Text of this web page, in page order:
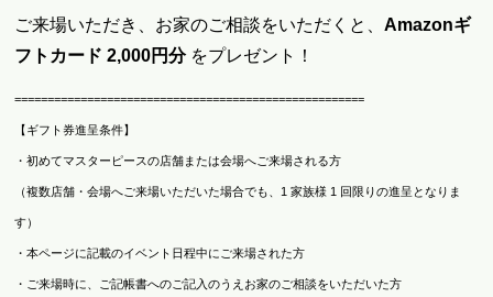
ご来場いただき、お家のご相談をいただくと、Amazonギ
フトカード 2,000円分 をプレゼント！
=====================================================
【ギフト券進呈条件】
・初めてマスターピースの店舗または会場へご来場される方
（複数店舗・会場へご来場いただいた場合でも、1 家族様 1 回限りの進呈となりま
す）
・本ページに記載のイベント日程中にご来場された方
・ご来場時に、ご記帳書へのご記入のうえお家のご相談をいただいた方